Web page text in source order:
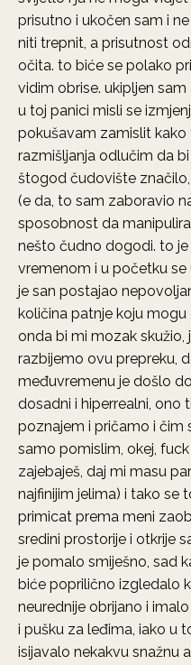
prisutno i ukočen sam i
niti trepnit, a prisutnost
očita. to biće se polako
vidim obrise. ukipljen
u toj panici misli se
pokušavam zamislit kako
razmišljanja odlučim da
štogod čudovište
(e da, to sam zaboravio
sposobnost da
nešto čudno dogodi. to
vremenom i u početku
je san postajao
količina patnje koju
onda bi mi mozak skužio,
razbijemo ovu prepreku,
međuvremenu je došlo
dosadni i hiperrealni, ono
poznajem i pričamo i čim
samo pomislim, okej,
zajebaješ, daj mi masu
najfinijim jelima) i tako se
primicat prema meni
sredini prostorije i otkrije
je pomalo smiješno, sad
biće poprilično izgledalo
neurednije obrijano i
i pušku za leđima, iako u
isijavalo nekakvu snažnu